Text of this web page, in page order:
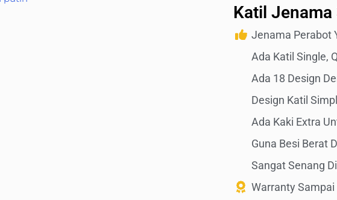
Katil Jenama
Jenama Perabot
Ada Katil Single,
Ada 18 Design
Design Katil
Ada Kaki Extra
Guna Besi Berat
Sangat Senang
Warranty Sampai